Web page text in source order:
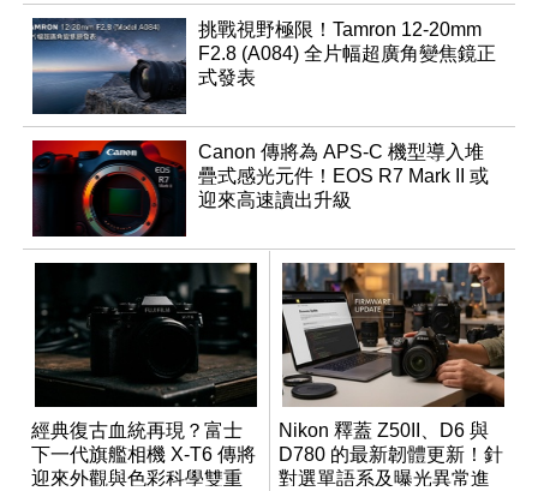
挑戰視野極限！Tamron 12-20mm
F2.8 (A084) 全片幅超廣角變焦鏡正
式發表
Canon 傳將為 APS-C 機型導入堆
疊式感光元件！EOS R7 Mark II 或
迎來高速讀出升級
經典復古血統再現？富士
下一代旗艦相機 X-T6 傳將
迎來外觀與色彩科學雙重
Nikon 釋蓋 Z50II、D6 與
D780 的最新韌體更新！針
對選單語系及曝光異常進